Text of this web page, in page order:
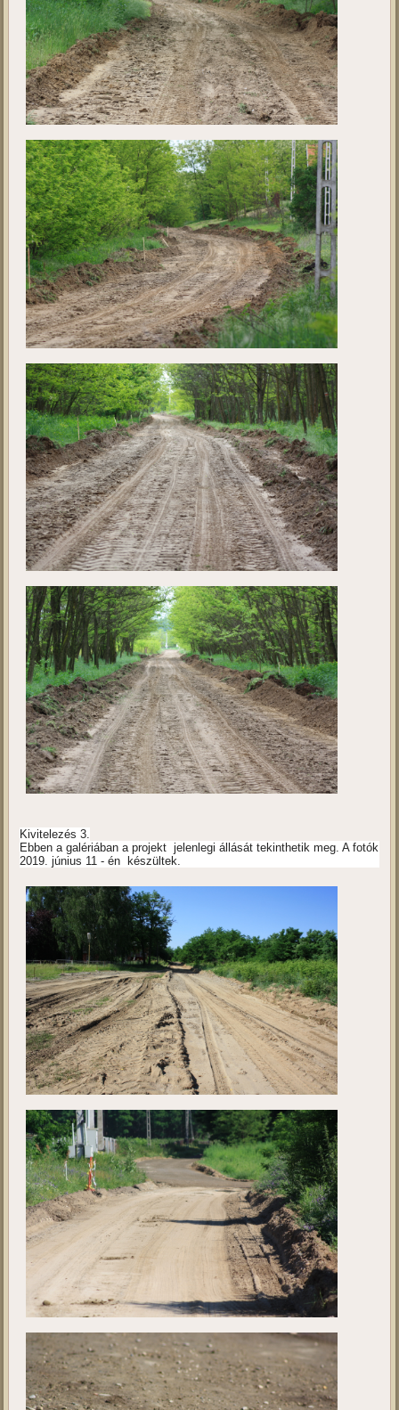
Kivitelezés 3.
Ebben a galériában a projekt jelenlegi állását tekinthetik meg. A fotók
2019. június 11 - én készültek.